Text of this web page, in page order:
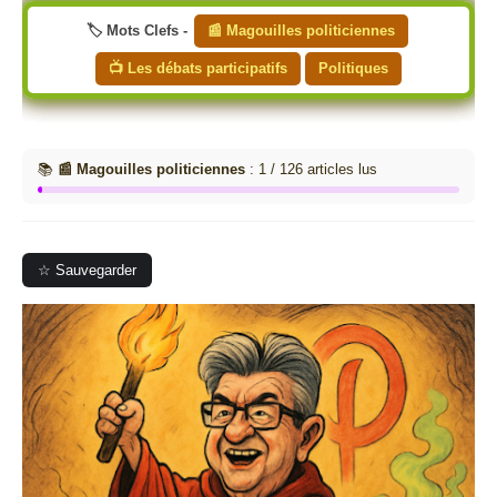
🏷️ Mots Clefs - 📰 Magouilles politiciennes
📺 Les débats participatifs Politiques
📚 📰 Magouilles politiciennes : 1 / 126 articles lus
☆ Sauvegarder